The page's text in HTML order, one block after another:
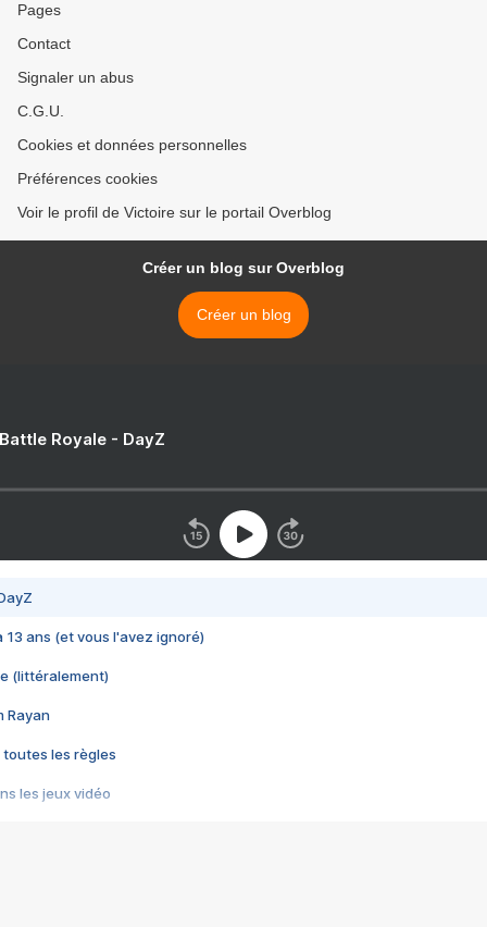
Pages
Contact
Signaler un abus
C.G.U.
Cookies et données personnelles
Préférences cookies
Voir le profil de Victoire sur le portail Overblog
Créer un blog sur Overblog
Créer un blog
Royale - DayZ
13 ans (et vous l'avez ignoré)
(littéralement)
Rayan
toutes les règles
les jeux vidéo